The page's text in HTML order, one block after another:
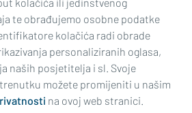
Politika privatnosti
Pritužbe Suradnici
te obrađujemo osobne podatke
kolačića radi obrade
personaliziranih oglasa,
naših posjetitelja i sl. Svoje
možete promijeniti u našim
na ovoj web stranici.